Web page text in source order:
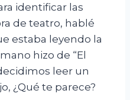
identificar las
de teatro, hablé
estaba leyendo la
hizo de “El
leer un
¿Qué te parece?